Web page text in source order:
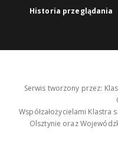
Historia przeglądania
Serwis tworzony przez:
Współzałożycielami Klastra
Olsztynie oraz